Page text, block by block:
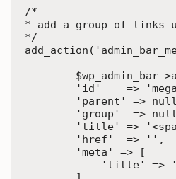
količina
/*
* add a group of links
*/
'id'    =>
'parent' =>
'group'  =>
'title' =>
        'href'  => '',
        'meta' => [
'title' =>